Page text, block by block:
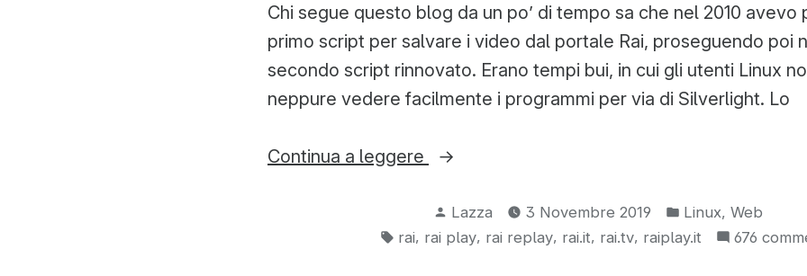
Chi segue questo blog da un po’ di tempo sa che nel 2010 avevo
primo script per salvare i video dal portale Rai, proseguendo poi
secondo script rinnovato. Erano tempi bui, in cui gli utenti Linux
neppure vedere facilmente i programmi per via di Silverlight. Lo
Continua a leggere
“Scaricare
video
da
Pubblicato
da
Lazza 3 Novembre 2019
Pubblicato
in:
Linux Web
Tag:
rai, rai play, rai replay, rai.it, rai.tv, raiplay.it 676